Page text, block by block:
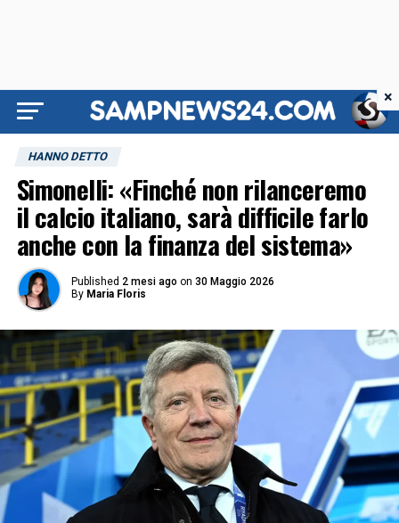
HANNO DETTO
Simonelli: «Finché non rilanceremo
il calcio italiano, sarà difficile farlo
anche con la finanza del sistema»
Published 2 mesi ago on 30 Maggio 2026
By Maria Floris
×